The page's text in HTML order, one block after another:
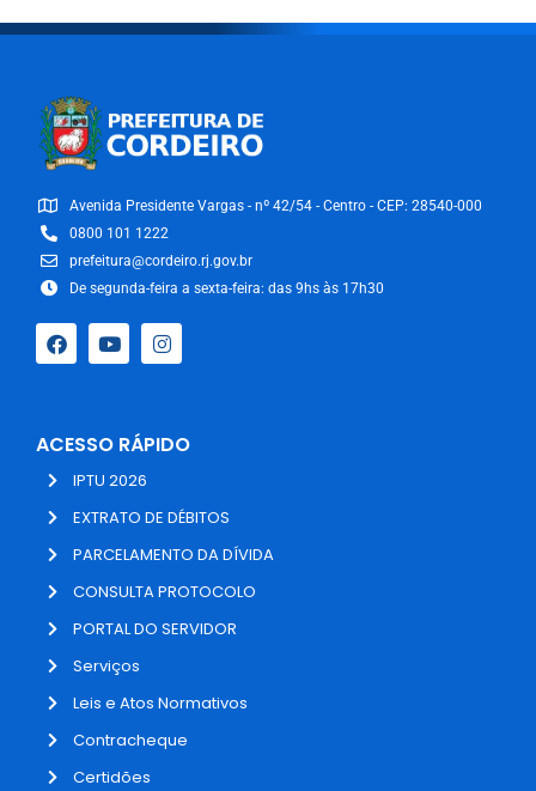
Avenida Presidente Vargas - nº 42/54 - Centro - CEP: 28540-000
0800 101 1222
prefeitura@cordeiro.rj.gov.br
De segunda-feira a sexta-feira: das 9hs às 17h30
ACESSO RÁPIDO
IPTU 2026
EXTRATO DE DÉBITOS
PARCELAMENTO DA DÍVIDA
CONSULTA PROTOCOLO
PORTAL DO SERVIDOR
Serviços
Leis e Atos Normativos
Contracheque
Certidões